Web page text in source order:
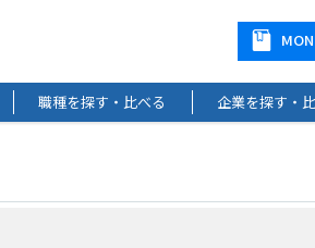
職種を探す・比べる 企業を探す・